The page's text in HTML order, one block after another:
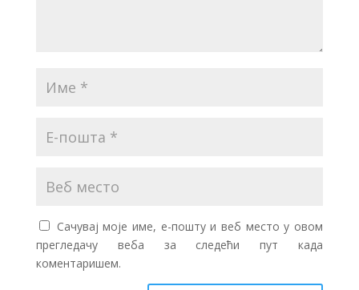
Сачувај моје име, е-пошту и веб место у овом
прегледачу веба за следећи пут када
коментаришем.